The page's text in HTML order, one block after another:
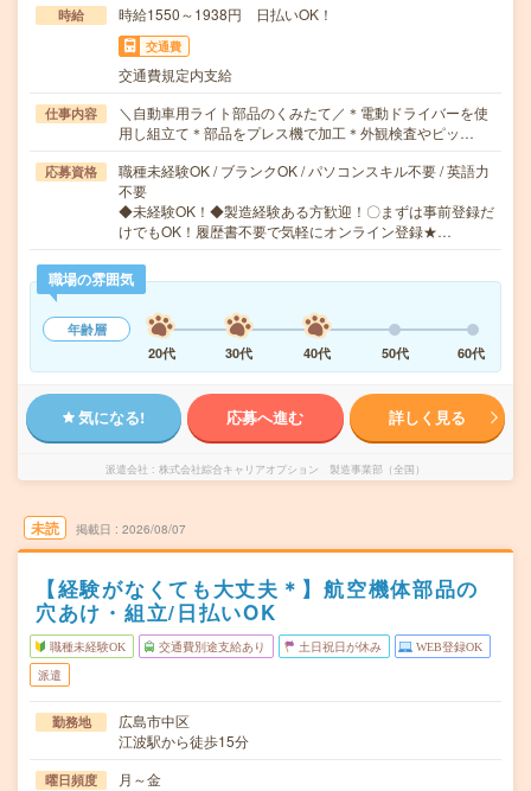
時給 時給1550～1938円 日払いOK！
交通費
交通費規定内支給
仕事内容
＼自動車用ライト部品のくみたて／＊電動ドライバーを使
用し組立て＊部品をプレス機で加工＊外観検査やピッ…
応募資格
職種未経験OK / ブランクOK / パソコンスキル不要 / 英語力
不要
◆未経験OK！◆製造経験ある方歓迎！〇まずは事前登録だ
けでもOK！履歴書不要で気軽にオンライン登録★…
職場の雰囲気
年齢層
20代
30代 40代 50代 60代
気になる! 応募へ進む 詳しく見る
派遣会社 株式会社綜合キャリアオプション 製造事業部（全国）
未読 掲載日 2026/08/07
【経験がなくても大丈夫＊】航空機体部品の
穴あけ・組立/日払いOK
職種未経験OK 交通費別途支給あり 土日祝日が休み WEB登録OK
派遣
勤務地
広島市中区
江波駅から徒歩15分
曜日頻度 月～金